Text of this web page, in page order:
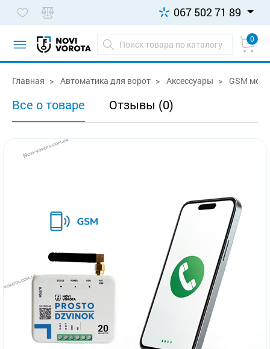
067 502 71 89
0
Главная Автоматика для ворот Аксессуары GSM
Все о товаре Отзывы (0)